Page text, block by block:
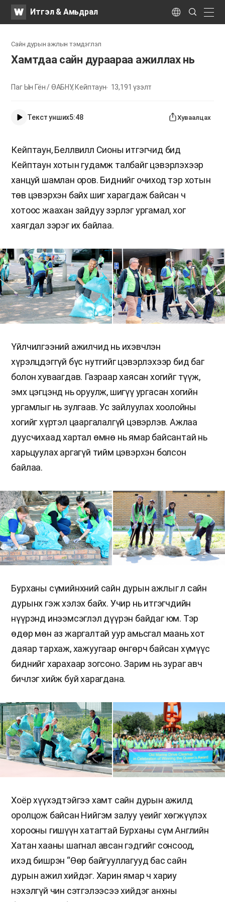
WATVИтгэл & Амьдрал Language
Search
Submit
Сайн дурын ажлын тэмдэглэл
Хамтдаа сайн дураараа ажиллах нь
Паг Ын Гён / ӨАБНУ, Кейптаун 13,191үзэлт
Текст унших5:48 Хуваалцах
Кейптаун, Беллвилл Сионы итгэгчид бид
Кейптаун хотын гудамж талбайг цэвэрлэхээр
ханцуй шамлан оров. Биднийг очиход тэр хотын
төв цэвэрхэн байх шиг харагдаж байсан ч
хотоос жаахан зайдуу зэрлэг ургамал, хог
хаягдал зэрэг их байлаа.
Үйлчилгээний ажилчид нь ихэвчлэн
хүрэлцдэггүй бүс нутгийг цэвэрлэхээр бид баг
болон хуваагдав. Газраар хаясан хогийг түүж,
эмх цэгцэнд нь оруулж, шигүү ургасан хогийн
ургамлыг нь зулгаав. Ус зайлуулах хоолойны
хогийг хүртэл цааргалалгүй цэвэрлэв. Ажлаа
дуусчихаад хартал өмнө нь ямар байсантай нь
харьцуулах аргагүй тийм цэвэрхэн болсон
байлаа.
Бурханы сүмийнхний сайн дурын ажлыг л сайн
дурынх гэж хэлэх байх. Учир нь итгэгчдийн
нүүрэнд инээмсэглэл дүүрэн байдаг юм. Тэр
өдөр мөн аз жаргалтай уур амьсгал маань хот
даяар тархаж, хажуугаар өнгөрч байсан хүмүүс
биднийг харахаар зогсоно. Зарим нь зураг авч
бичлэг хийж буй харагдана.
Хоёр хүүхэдтэйгээ хамт сайн дурын ажилд
оролцож байсан Нийгэм залуу үеийг хөгжүүлэх
хорооны гишүүн хатагтай Бурханы сүм Английн
Хатан хааны шагнал авсан гэдгийг сонсоод,
ихэд бишрэн “Өөр байгууллагууд бас сайн
дурын ажил хийдэг. Харин ямар ч хариу
нэхэлгүй чин сэтгэлээсээ хийдэг анхны